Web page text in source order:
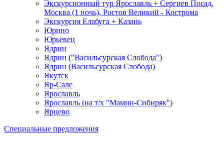
Экскурсионный тур Ярославль + Сергиев Посад,
Москва (1 ночь), Ростов Великий - Кострома
Экскурсия Елабуга + Казань
Юрино
Юрьевец
Ядрин
Ядрин ("Васильсурская Слобода")
Ядрин (Васильсурская Слобода)
Якутск
Яр-Сале
Ярославль
Ярославль (на т/х "Мамин-Сибиряк")
Ярцево
Специальные предложения